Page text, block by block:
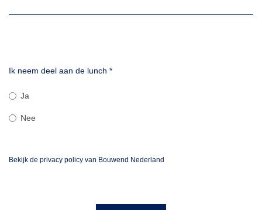
Ik neem deel aan de lunch *
Ja
Nee
Bekijk de privacy policy van Bouwend Nederland